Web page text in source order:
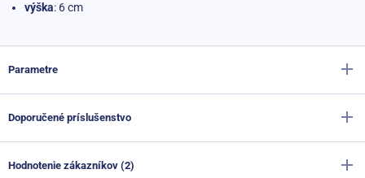
výška: 6 cm
Parametre
Výrobca Sportago
Farba zelená
Doporučené príslušenstvo
Hodnotenie zákazníkov (2)